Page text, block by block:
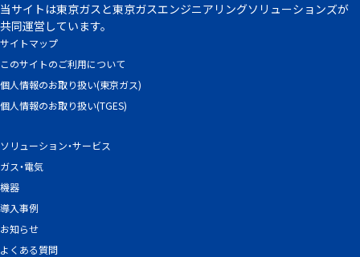
サイトマップ
このサイトのご利用について
個人情報のお取り扱い(東京ガス)
個人情報のお取り扱い(TGES)
ソリューション・サービス
ガス・電気
機器
導入事例
お知らせ
よくある質問
当サイトは東京ガスと東京ガスエンジニアリングソリューションズが
共同運営しています。